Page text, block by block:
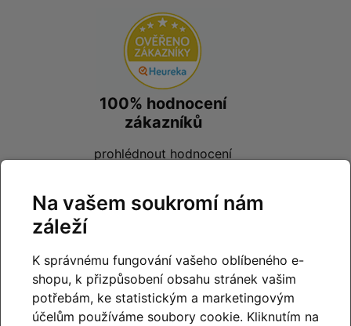
100% hodnocení
zákazníků
prohlédnout hodnocení
99% hodnocení
zákazníků
Na vašem soukromí nám
záleží
K správnému fungování vašeho oblíbeného e-
shopu, k přizpůsobení obsahu stránek vašim
potřebám, ke statistickým a marketingovým
účelům používáme soubory cookie. Kliknutím na